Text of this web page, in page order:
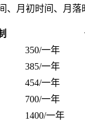
、月初时间、月
350/一年
385/一年
454/一年
700/一年
1400/一年